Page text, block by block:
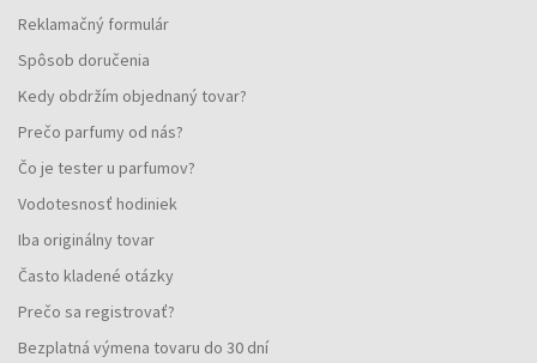
Reklamačný formulár
Spôsob doručenia
Kedy obdržím objednaný tovar?
Prečo parfumy od nás?
Čo je tester u parfumov?
Vodotesnosť hodiniek
Iba originálny tovar
Často kladené otázky
Prečo sa registrovať?
Bezplatná výmena tovaru do 30 dní